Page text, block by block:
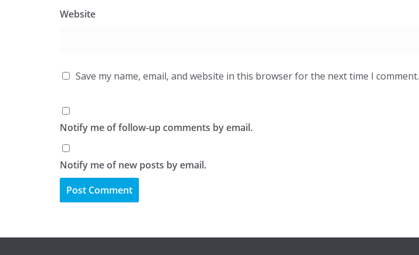
Website
Save my name, email, and website in this browser for the next time I comment.
Notify me of follow-up comments by email.
Notify me of new posts by email.